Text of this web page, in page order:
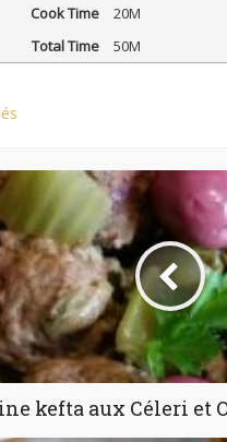
Cook Time
20M
Total Time
50M
kefta aux Céleri et